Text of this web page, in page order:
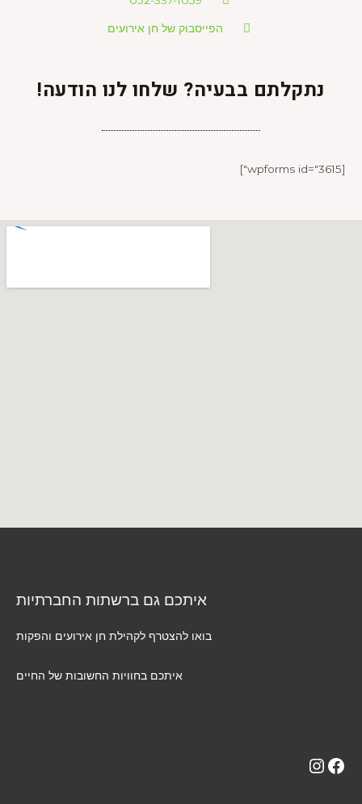
הפייסבוק של חן אירועים
נתקלתם בבעיה? שלחו לנו הודעה!
[wpforms id="3615"]
איתכם גם ברשתות החברתיות
בואו להצטרף לקהילת חן אירועים והפקות
איתכם בחוויות החשובות של החיים